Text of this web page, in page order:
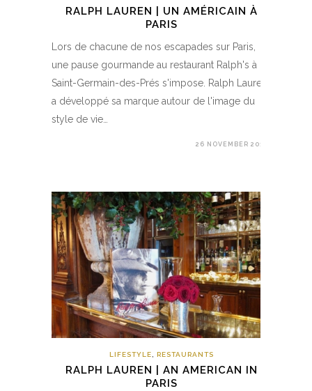
RALPH LAUREN | UN AMÉRICAIN À
PARIS
Lors de chacune de nos escapades sur Paris,
une pause gourmande au restaurant Ralph's à
Saint-Germain-des-Prés s'impose. Ralph Lauren
a développé sa marque autour de l'image du
style de vie…
26 NOVEMBER 2017
LIFESTYLE, RESTAURANTS
RALPH LAUREN | AN AMERICAN IN
PARIS